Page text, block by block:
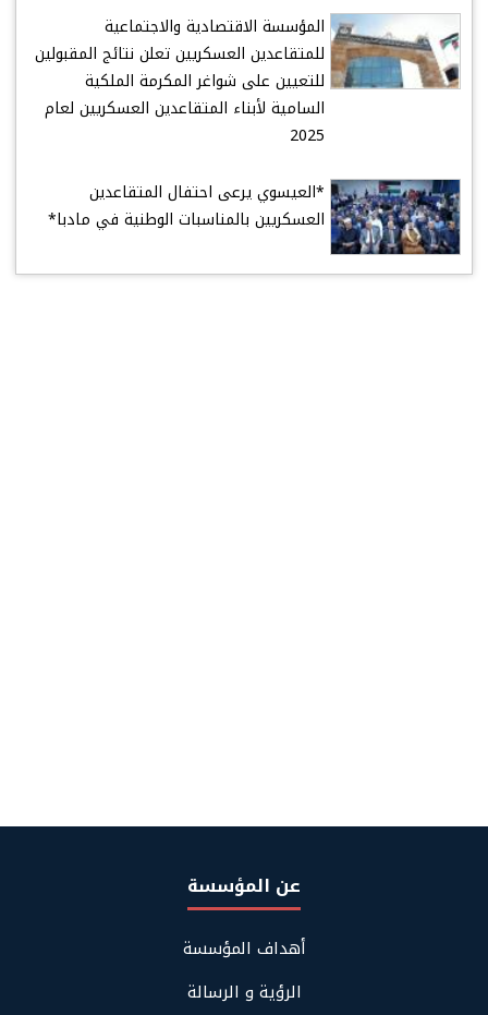
المؤسسة الاقتصادية والاجتماعية
للمتقاعدين العسكريين تعلن نتائج المقبولين
للتعيين على شواغر المكرمة الملكية
السامية لأبناء المتقاعدين العسكريين لعام
2025
*العيسوي يرعى احتفال المتقاعدين
العسكريين بالمناسبات الوطنية في مادبا*
عن المؤسسة
أهداف المؤسسة
الرؤية و الرسالة